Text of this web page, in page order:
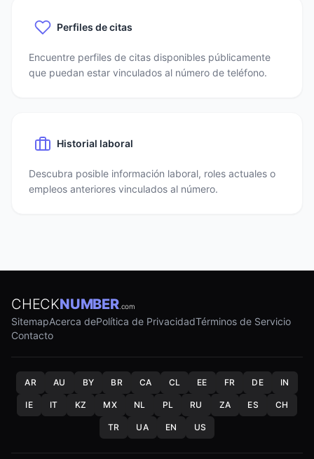
Perfiles de citas
Encuentre perfiles de citas disponibles públicamente
que puedan estar vinculados al número de teléfono.
Historial laboral
Descubra posible información laboral, roles actuales o
empleos anteriores vinculados al número.
CHECKNUMBER.com
SitemapAcerca dePolítica de PrivacidadTérminos de Servicio
Contacto
AR AU BY BR CA CL EE FR DE IN
IE IT KZ MX NL PL RU ZA ES CH
TR UA EN US